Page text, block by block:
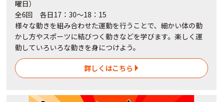
曜日）
全6回 各日17：30～18：15
様々な動きを組み合わせた運動を行うことで、細かい体の動
かし方やスポーツに結びつく動きなどを学びます。楽しく運
動していろいろな動きを身につけよう。
詳しくはこちら